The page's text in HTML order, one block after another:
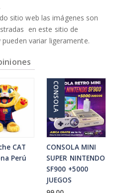
sitio web las imágenes son
en este sitio de
variar ligeramente.
CAT
Perú
CONSOLA
CONSOLA MINI
SUPER NINTENDO
SF900 +5000
JUEGOS